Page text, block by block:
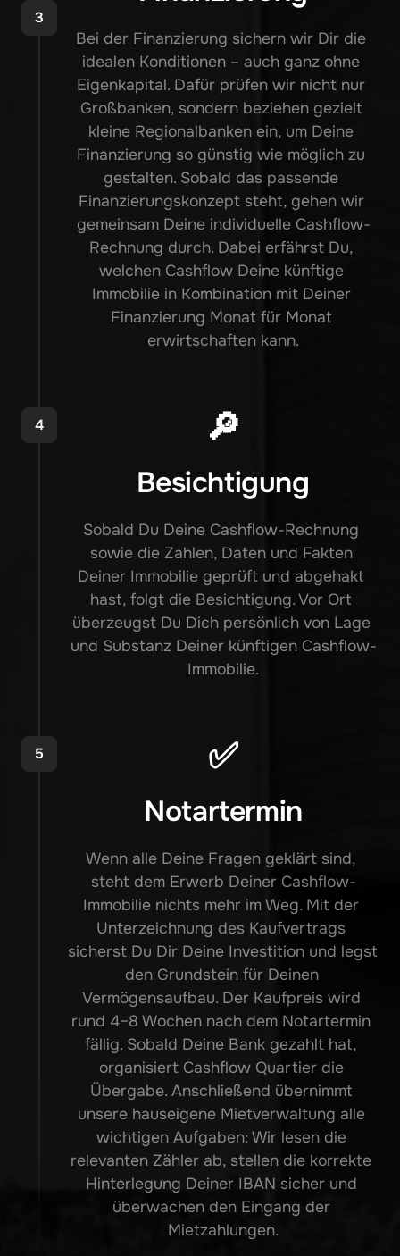
3
Bei der Finanzierung sichern wir Dir die
idealen Konditionen – auch ganz ohne
Eigenkapital. Dafür prüfen wir nicht nur
Großbanken, sondern beziehen gezielt
kleine Regionalbanken ein, um Deine
Finanzierung so günstig wie möglich zu
gestalten. Sobald das passende
Finanzierungskonzept steht, gehen wir
gemeinsam Deine individuelle Cashflow-
Rechnung durch. Dabei erfährst Du,
welchen Cashflow Deine künftige
Immobilie in Kombination mit Deiner
Finanzierung Monat für Monat
erwirtschaften kann.
4 🔎
Besichtigung
Sobald Du Deine Cashflow-Rechnung
sowie die Zahlen, Daten und Fakten
Deiner Immobilie geprüft und abgehakt
hast, folgt die Besichtigung. Vor Ort
überzeugst Du Dich persönlich von Lage
und Substanz Deiner künftigen Cashflow-
Immobilie.
5 ✅
Notartermin
Wenn alle Deine Fragen geklärt sind,
steht dem Erwerb Deiner Cashflow-
Immobilie nichts mehr im Weg. Mit der
Unterzeichnung des Kaufvertrags
sicherst Du Dir Deine Investition und legst
den Grundstein für Deinen
Vermögensaufbau. Der Kaufpreis wird
rund 4–8 Wochen nach dem Notartermin
fällig. Sobald Deine Bank gezahlt hat,
organisiert Cashflow Quartier die
Übergabe. Anschließend übernimmt
unsere hauseigene Mietverwaltung alle
wichtigen Aufgaben: Wir lesen die
relevanten Zähler ab, stellen die korrekte
Hinterlegung Deiner IBAN sicher und
überwachen den Eingang der
Mietzahlungen.